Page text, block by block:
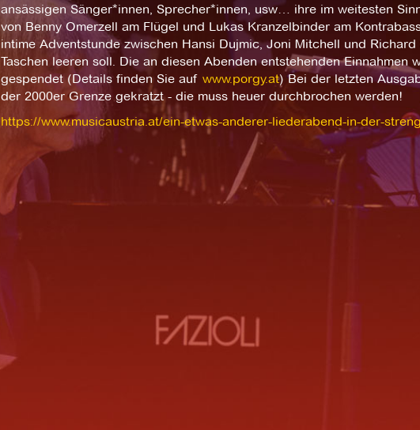
ansässigen Sänger*innen, Sprecher*innen, usw… ihre im weitesten
von Benny Omerzell am Flügel und Lukas Kranzelbinder am
intime Adventstunde zwischen Hansi Dujmic, Joni Mitchell und
Taschen leeren soll. Die an diesen Abenden entstehenden Einnahmen
gespendet (Details finden Sie auf www.porgy.at) Bei der letzten
der 2000er Grenze gekratzt - die muss heuer durchbrochen werden!
https://www.musicaustria.at/ein-etwas-anderer-liederabend-in-der-